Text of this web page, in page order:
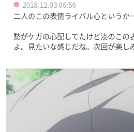
2018.12.03 06:56
二人のこの表情ライバル心という
愁がケガの心配してたけど湊のこの
よ。見たいな感じだね。次回が楽